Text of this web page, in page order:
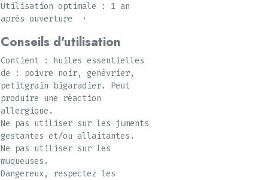
Utilisation optimale : 1 an
après ouverture ·
Conseils d'utilisation
Contient : huiles essentielles
de : poivre noir, genévrier,
petitgrain bigaradier. Peut
produire une réaction
allergique.
Ne pas utiliser sur les juments
gestantes et/ou allaitantes.
Ne pas utiliser sur les
muqueuses.
Dangereux, respectez les